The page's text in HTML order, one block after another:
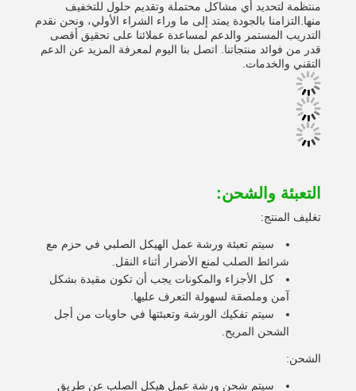
منتظمة لتحديد أي مشاكل محتملة وتقديم حلول للتخفيف
منها.التزامنا بالجودة يمتد إلى ما وراء الشراء الأولي، ونحن نقدم
التدريب المستمر والدعم لمساعدة عملائنا على تحقيق أقصى
قدر من فوائد منتجاتنا. اتصل بنا اليوم لمعرفة المزيد عن الدعم
التقني والخدمات.
التعبئة والشحن:
تغليف المنتج:
سيتم تعبئة ورشة عمل الهيكل الصلبي في حزم مع
شرائط الصلب لمنع الأضرار أثناء النقل.
كل الأجزاء والمكونات يجب أن تكون مقيدة بشكل
آمن وملصقة لسهولة التعرف عليها.
سيتم تفكيك الورشة وتعبئتها في حاويات من أجل
الشحن المريح.
الشحن:
سيتم شحن ورشة عمل هيكل الصلب عن طريق